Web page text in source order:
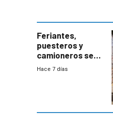
Feriantes,
puesteros y
camioneros se
movilizaron en
Hace 7 días